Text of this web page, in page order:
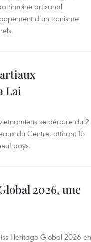
artisanal
d’un tourisme
Lai
se déroule du 2
du Centre, attirant 15
pays.
2026, une
Heritage Global 2026 en